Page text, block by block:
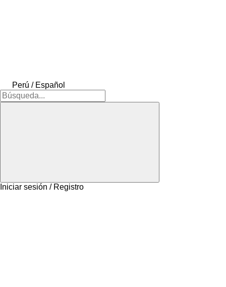
Perú / Español
Iniciar sesión / Registro